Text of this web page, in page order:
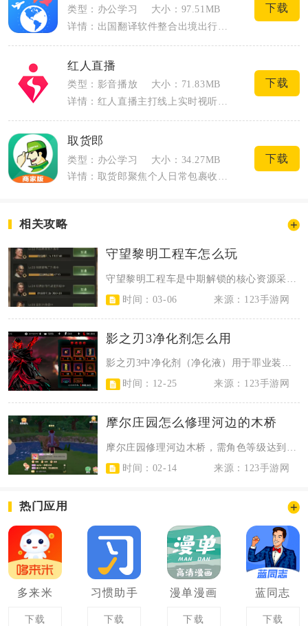
类型：办公学习
大小：97.51MB
下载
红人直播
类型：影音播放
大小：71.83MB
下载
取货郎
类型：办公学习
大小：34.27MB
下载
相关攻略
守望黎明工程车怎么玩
时间：03-06
来源：123手游网
影之刃3净化剂怎么用
影之刃3中净化剂（净化液）用于罪业装备初次解封，在罪业空间穿梭之人处兑换后，...
时间：12-25
来源：123手游网
摩尔庄园怎么修理河边的木桥
时间：02-14
来源：123手游网
热门应用
多来米
下载
习惯助手
下载
漫单漫画
下载
蓝同志
下载